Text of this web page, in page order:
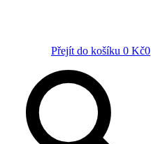
Přejít do košíku 0 Kč0